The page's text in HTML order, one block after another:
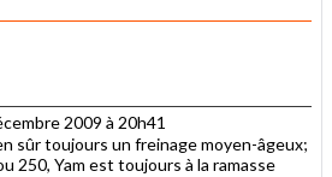
2009 à 20h41
sûr toujours un freinage moyen-âgeux;
250, Yam est toujours à la ramasse